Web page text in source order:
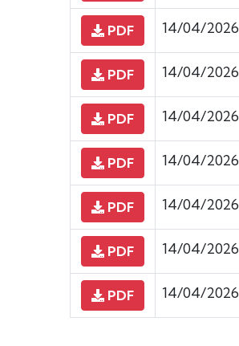
PDF 14/04/2026
PDF 14/04/2026
PDF 14/04/2026
PDF 14/04/2026
PDF 14/04/2026
PDF 14/04/2026
PDF 14/04/2026